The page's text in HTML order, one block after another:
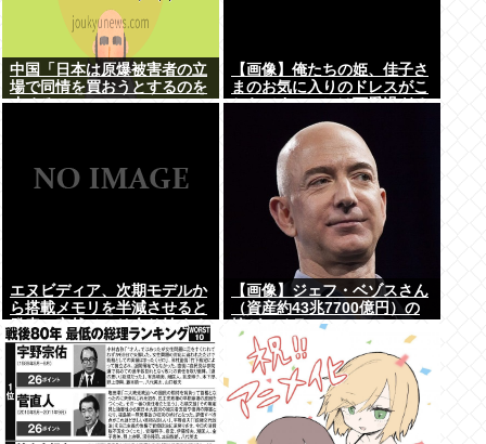
中国「日本は原爆被害者の立
場で同情を買おうとするのを
止めろ」
【画像】俺たちの姫、佳子さ
まのお気に入りのドレスがこ
ちらです←コレは可愛過ぎる
w w w w w w w w
エヌビディア、次期モデルか
ら搭載メモリを半減させると
発表。突然メモリ余り始める
www
【画像】ジェフ・ベゾスさん
（資産約43兆7700億円）の
嫁がコチラwww